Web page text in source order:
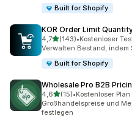
Built for Shopify
KOR Order Limit
4,7von 5 Sternen
(143)
143 Rezensionen
•Kostenloser
Verwalten Bestand,
Built for Shopify
Wholesale Pro B2B
4,6von 5 Sternen
(15)
15 Rezensionen insgesamt
•Kostenloser
Großhandelspreise und
festlegen